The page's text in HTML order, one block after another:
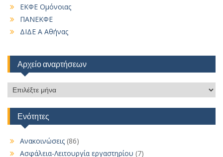
ΕΚΦΕ Ομόνοιας
ΠΑΝΕΚΦΕ
ΔΙΔΕ Α Αθήνας
Αρχείο αναρτήσεων
Αρχείο
αναρτήσεων
Ενότητες
Ανακοινώσεις (86)
Ασφάλεια-Λειτουργία εργαστηρίου (7)